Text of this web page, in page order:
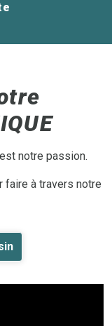
notre passion.
faire à travers notre